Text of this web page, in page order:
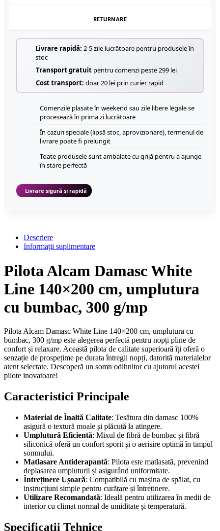
RETURNARE
Livrare rapidă: 2-5 zile lucrătoare pentru produsele în
stoc
Transport gratuit pentru comenzi peste 299 lei
Cost transport: doar 20 lei prin curier rapid
Comenzile plasate în weekend sau zile libere legale se
procesează în prima zi lucrătoare
În cazuri speciale (lipsă stoc, aprovizionare), termenul de
livrare poate fi prelungit
Toate produsele sunt ambalate cu grijă pentru a ajunge
în stare perfectă
Livrare sigură și rapidă
Descriere
Informații suplimentare
Pilota Alcam Damasc White
Line 140×200 cm, umplutura
cu bumbac, 300 g/mp
Pilota Alcam Damasc White Line 140×200 cm, umplutura cu
bumbac, 300 g/mp este alegerea perfectă pentru nopți pline de
confort și relaxare. Această pilota de calitate superioară îți oferă o
senzație de prospețime pe durata întregii nopți, datorită materialelor
atent selectate. Descoperă un somn odihnitor cu ajutorul acestei
pilote inovatoare!
Caracteristici Principale
Material de Înaltă Calitate: Tesătura din damasc 100%
asigură o textură moale și plăcută la atingere.
Umplutură Eficientă: Mixul de fibră de bumbac și fibră
siliconică oferă un confort sporit și o aerisire optimă în timpul
somnului.
Matlasare Antiderapantă: Pilota este matlasată, prevenind
deplasarea umpluturii și asigurând uniformitate.
Întreținere Ușoară: Compatibilă cu mașina de spălat, cu
instrucțiuni simple pentru curățare și întreținere.
Utilizare Recomandată: Ideală pentru utilizarea în medii de
interior cu climat normal de umiditate și temperatură.
Specificații Tehnice